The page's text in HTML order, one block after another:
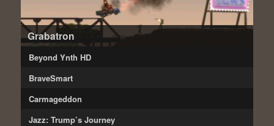
Grabatron
Beyond Ynth HD
BraveSmart
Carmageddon
Jazz: Trump’s Journey